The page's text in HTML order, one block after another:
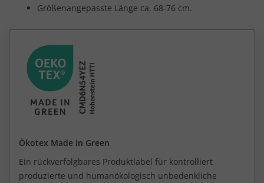
Größenangepasste Länge ca. 68-76 cm.
Ökotex Made in Green
Ein rückverfolgbares Produktlabel für kontrolliert
produzierte und humanökologisch unbedenkliche